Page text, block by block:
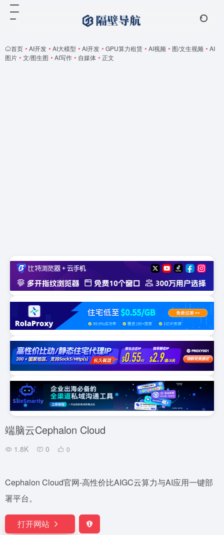
首页 • AI开发 • AI大模型 • AI开发 • GPU算力租赁 • AI视频 • 图/文生视频 • AI
图片 • 文/图生图 • AI写作 • 自媒体 • 正文
端脑云Cephalon Cloud
1.8K 0 0
Cephalon Cloud官网-高性价比AIGC云算力与AI应用一键部
署平台。
打开网站